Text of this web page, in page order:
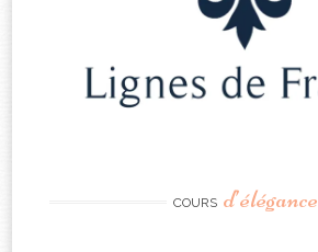
COURS d’élégance